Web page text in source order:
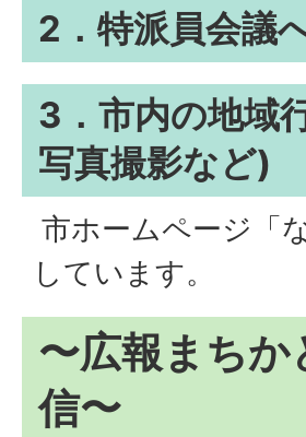
2．特派員会議
3．市内の地域
写真撮影など)
市ホームページ「
しています。
〜広報まち
信〜